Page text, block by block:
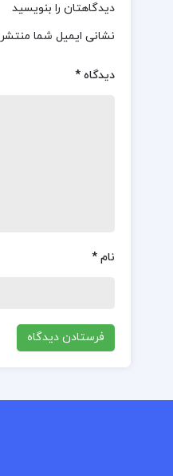
دیدگاهتان را بنویسید
نشانی ایمیل شما
دیدگاه*
نام*